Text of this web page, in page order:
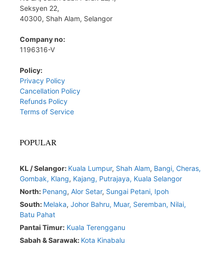
Seksyen 22,
40300, Shah Alam, Selangor
Company no:
1196316-V
Policy:
Privacy Policy
Cancellation Policy
Refunds Policy
Terms of Service
POPULAR
KL / Selangor: Kuala Lumpur, Shah Alam, Bangi, Cheras,
Gombak, Klang, Kajang, Putrajaya, Kuala Selangor
North: Penang, Alor Setar, Sungai Petani, Ipoh
South: Melaka, Johor Bahru, Muar, Seremban, Nilai,
Batu Pahat
Pantai Timur: Kuala Terengganu
Sabah & Sarawak: Kota Kinabalu